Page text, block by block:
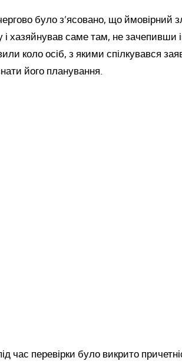
було з’ясовано, що ймовірний
і хазяйнував саме там, не зачепивши
коло осіб, з якими спілкувався
його планування.
час перевірки було викрито